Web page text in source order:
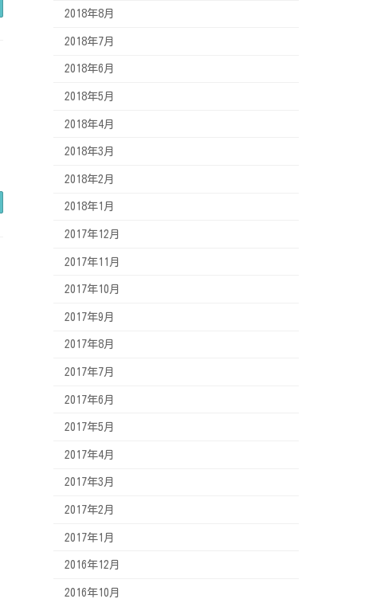
2018年8月
2018年7月
2018年6月
2018年5月
2018年4月
2018年3月
2018年2月
2018年1月
2017年12月
2017年11月
2017年10月
2017年9月
2017年8月
2017年7月
2017年6月
2017年5月
2017年4月
2017年3月
2017年2月
2017年1月
2016年12月
2016年10月